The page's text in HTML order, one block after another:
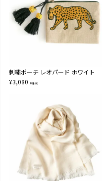
刺繍ポーチ レオパード ホワイト
¥3,080 （税込）